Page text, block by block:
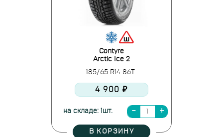
Contyre
Arctic Ice 2
185/65 R14 86T
4 900 ₽
на складе: 1шт.
В КОРЗИНУ